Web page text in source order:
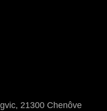
21300 Chenôve